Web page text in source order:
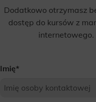
Dodatkowo otrzymasz
dostęp do kursów z
internetowego.
Imię*